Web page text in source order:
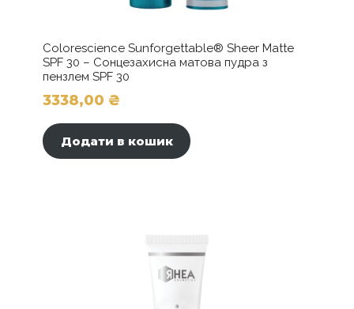
Colorescience Sunforgettable® Sheer Matte
SPF 30 – Сонцезахисна матова пудра з
пензлем SPF 30
3338,00 ₴
Додати в кошик